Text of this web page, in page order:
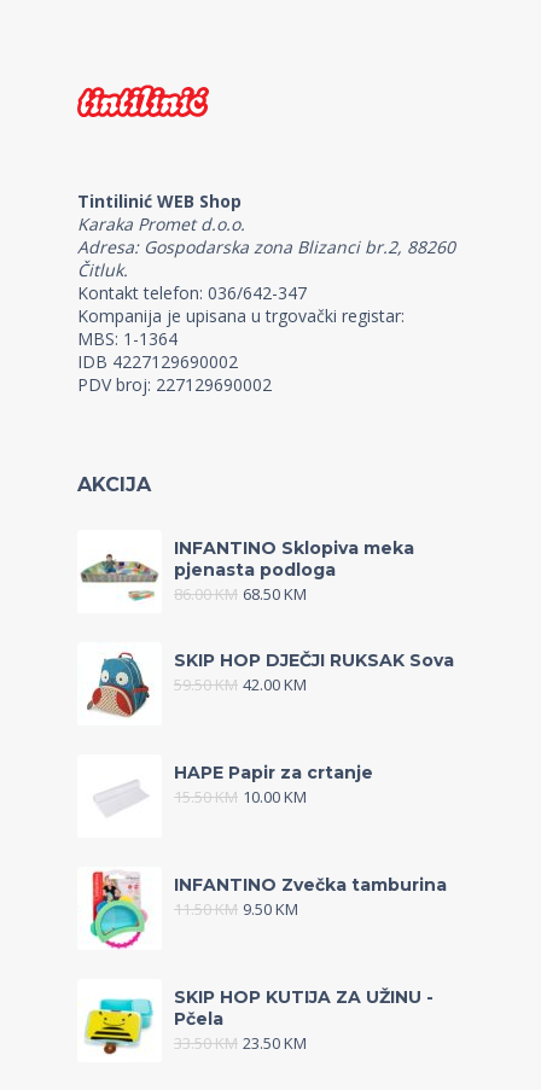
Tintilinić WEB Shop
Karaka Promet d.o.o.
Adresa: Gospodarska zona Blizanci br.2, 88260
Čitluk.
Kontakt telefon: 036/642-347
Kompanija je upisana u trgovački registar:
MBS: 1-1364
IDB 4227129690002
PDV broj: 227129690002
AKCIJA
INFANTINO Sklopiva meka
pjenasta podloga
86.00KM 68.50KM
SKIP HOP DJEČJI RUKSAK Sova
59.50KM 42.00KM
HAPE Papir za crtanje
15.50KM 10.00KM
INFANTINO Zvečka tamburina
11.50KM 9.50KM
SKIP HOP KUTIJA ZA UŽINU -
Pčela
33.50KM 23.50KM